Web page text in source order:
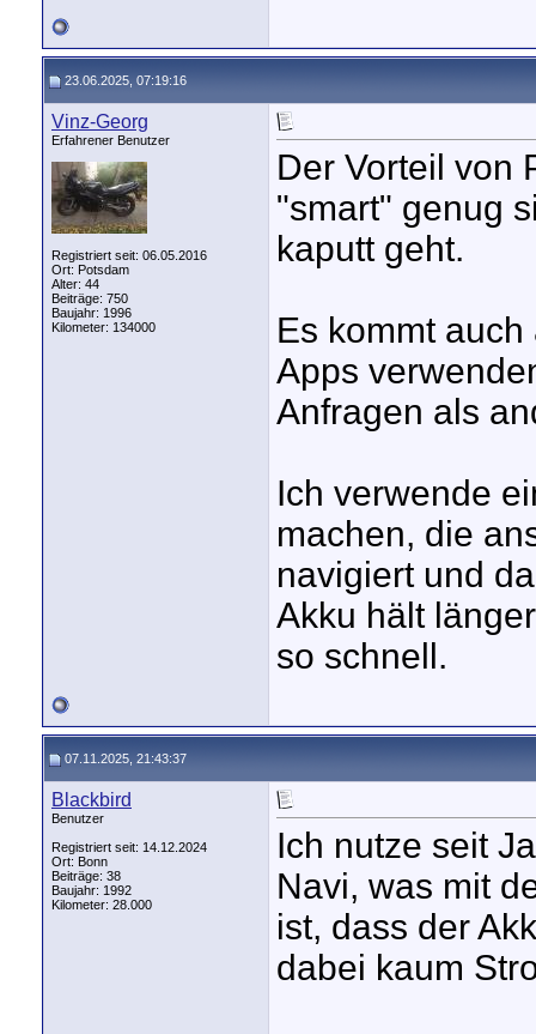
23.06.2025, 07:19:16
Vinz-Georg
Erfahrener Benutzer
Registriert seit: 06.05.2016
Ort: Potsdam
Alter: 44
Beiträge: 750
Baujahr: 1996
Kilometer: 134000
Der Vorteil von
"smart" genug
kaputt geht.
Es kommt
Apps
Anfragen als
Ich verwende
machen, die
navigiert und
Akku hält
so schnell.
07.11.2025, 21:43:37
Blackbird
Benutzer
Registriert seit: 14.12.2024
Ort: Bonn
Beiträge: 38
Baujahr: 1992
Kilometer: 28.000
Ich nutze seit
Navi, was mit
ist, dass der
dabei kaum